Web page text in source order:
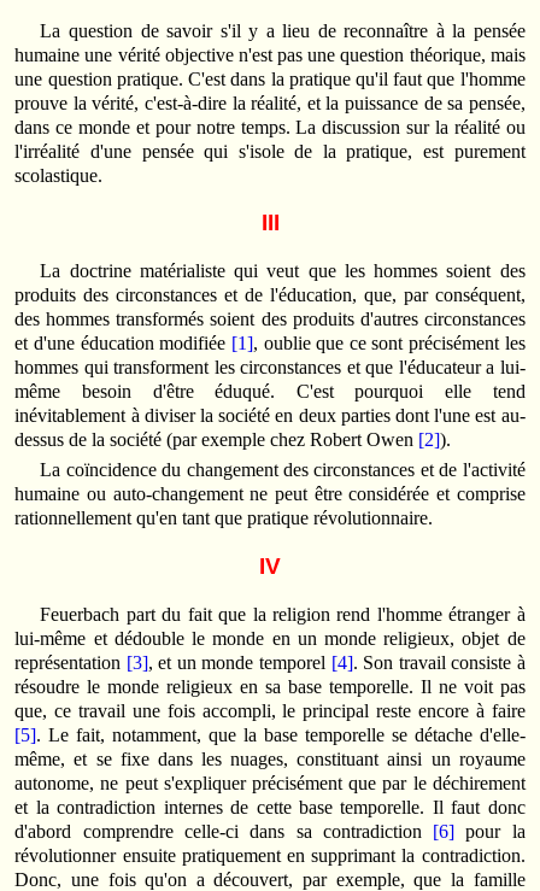
La question de savoir s'il y a lieu de reconnaître à la pensée
humaine une vérité objective n'est pas une question théorique, mais
une question pratique. C'est dans la pratique qu'il faut que l'homme
prouve la vérité, c'est-à-dire la réalité, et la puissance de sa pensée,
dans ce monde et pour notre temps. La discussion sur la réalité ou
l'irréalité d'une pensée qui s'isole de la pratique, est purement
scolastique.
III
La doctrine matérialiste qui veut que les hommes soient des
produits des circonstances et de l'éducation, que, par conséquent,
des hommes transformés soient des produits d'autres circonstances
et d'une éducation modifiée [1], oublie que ce sont précisément les
hommes qui transforment les circonstances et que l'éducateur a lui-
même besoin d'être éduqué. C'est pourquoi elle tend
inévitablement à diviser la société en deux parties dont l'une est au-
dessus de la société (par exemple chez Robert Owen [2]).
La coïncidence du changement des circonstances et de l'activité
humaine ou auto-changement ne peut être considérée et comprise
rationnellement qu'en tant que pratique révolutionnaire.
IV
Feuerbach part du fait que la religion rend l'homme étranger à
lui-même et dédouble le monde en un monde religieux, objet de
représentation [3], et un monde temporel [4]. Son travail consiste à
résoudre le monde religieux en sa base temporelle. Il ne voit pas
que, ce travail une fois accompli, le principal reste encore à faire
[5]. Le fait, notamment, que la base temporelle se détache d'elle-
même, et se fixe dans les nuages, constituant ainsi un royaume
autonome, ne peut s'expliquer précisément que par le déchirement
et la contradiction internes de cette base temporelle. Il faut donc
d'abord comprendre celle-ci dans sa contradiction [6] pour la
révolutionner ensuite pratiquement en supprimant la contradiction.
Donc, une fois qu'on a découvert, par exemple, que la famille